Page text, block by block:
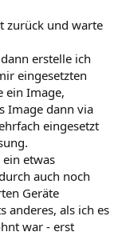
zurück und warte
erstelle ich
eingesetzten
ein Image,
Image dann via
eingesetzt
etwas
auch noch
Geräte
anderes, als ich es
war - erst